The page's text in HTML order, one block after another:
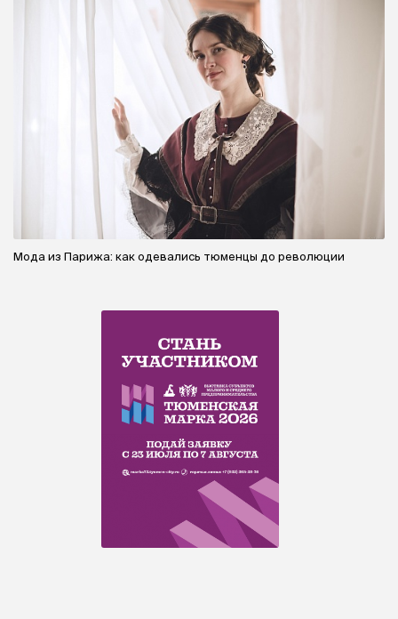
Мода из Парижа: как одевались тюменцы до революции